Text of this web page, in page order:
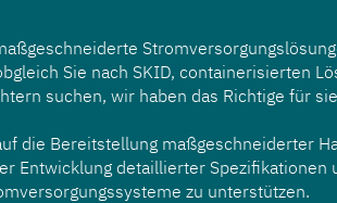
Sie nach SKID, containerisierten
suchen, wir haben das Richtige für
die Bereitstellung maßgeschneiderter
Entwicklung detaillierter
zu unterstützen.